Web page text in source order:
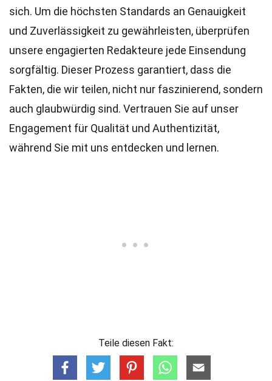
sich. Um die höchsten Standards an Genauigkeit
und Zuverlässigkeit zu gewährleisten, überprüfen
unsere engagierten Redakteure jede Einsendung
sorgfältig. Dieser Prozess garantiert, dass die
Fakten, die wir teilen, nicht nur faszinierend, sondern
auch glaubwürdig sind. Vertrauen Sie auf unser
Engagement für Qualität und Authentizität,
während Sie mit uns entdecken und lernen.
Teile diesen Fakt: